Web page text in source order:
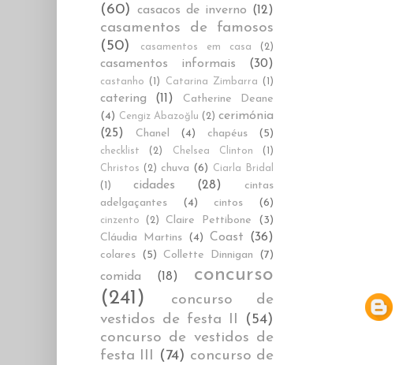
(60)
casacos de inverno (12)
casamentos de famosos
(50)
casamentos em casa (2)
casamentos informais (30)
castanho (1) Catarina Zimbarra (1)
catering (11)
Catherine Deane
(4) Cengiz Abazoğlu (2) cerimónia
(25)
Chanel (4) chapéus (5)
checklist (2) Chelsea Clinton
(1)
Christos (2) chuva (6)
Ciarla Bridal
(1)
cidades (28)
cintas
adelgaçantes
(4) cintos (6)
cinzento (2) Claire Pettibone
(3)
Cláudia Martins (4) Coast (36)
colares (5) Collette Dinnigan (7)
comida (18)
concurso
(241)
concurso de
vestidos de festa II
(54)
concurso de vestidos de
festa III
(74) concurso de